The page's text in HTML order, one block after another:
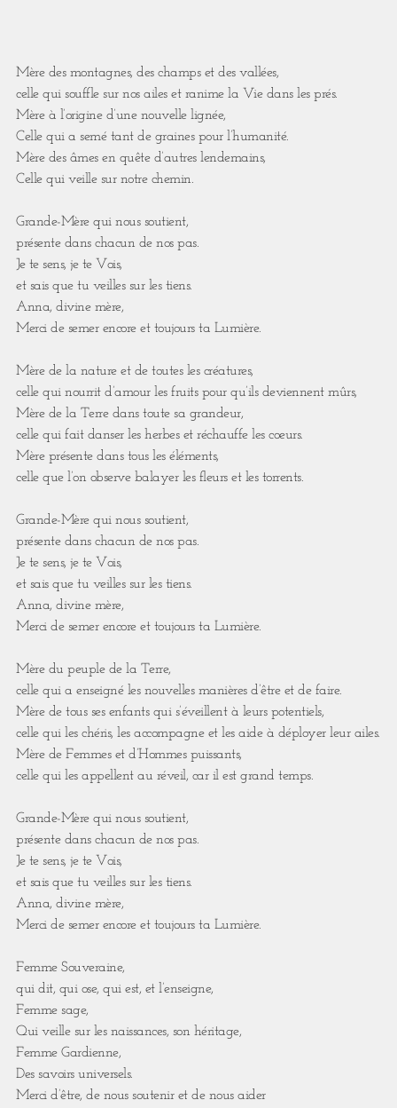
Mère des montagnes, des champs et des vallées,
celle qui souffle sur nos ailes et ranime la Vie dans les prés.
Mère à l’origine d’une nouvelle lignée,
Celle qui a semé tant de graines pour l’humanité.
Mère des âmes en quête d’autres lendemains,
Celle qui veille sur notre chemin.
Grande-Mère qui nous soutient,
présente dans chacun de nos pas.
Je te sens, je te Vois,
et sais que tu veilles sur les tiens.
Anna, divine mère,
Merci de semer encore et toujours ta Lumière.
Mère de la nature et de toutes les créatures,
celle qui nourrit d’amour les fruits pour qu’ils deviennent mûrs,
Mère de la Terre dans toute sa grandeur,
celle qui fait danser les herbes et réchauffe les coeurs.
Mère présente dans tous les éléments,
celle que l’on observe balayer les fleurs et les torrents.
Grande-Mère qui nous soutient,
présente dans chacun de nos pas.
Je te sens, je te Vois,
et sais que tu veilles sur les tiens.
Anna, divine mère,
Merci de semer encore et toujours ta Lumière.
Mère du peuple de la Terre,
celle qui a enseigné les nouvelles manières d’être et de faire.
Mère de tous ses enfants qui s’éveillent à leurs potentiels,
celle qui les chéris, les accompagne et les aide à déployer leur ailes.
Mère de Femmes et d’Hommes puissants,
celle qui les appellent au réveil, car il est grand temps.
Grande-Mère qui nous soutient,
présente dans chacun de nos pas.
Je te sens, je te Vois,
et sais que tu veilles sur les tiens.
Anna, divine mère,
Merci de semer encore et toujours ta Lumière.
Femme Souveraine,
qui dit, qui ose, qui est, et l’enseigne,
Femme sage,
Qui veille sur les naissances, son héritage,
Femme Gardienne,
Des savoirs universels.
Merci d’être, de nous soutenir et de nous aider